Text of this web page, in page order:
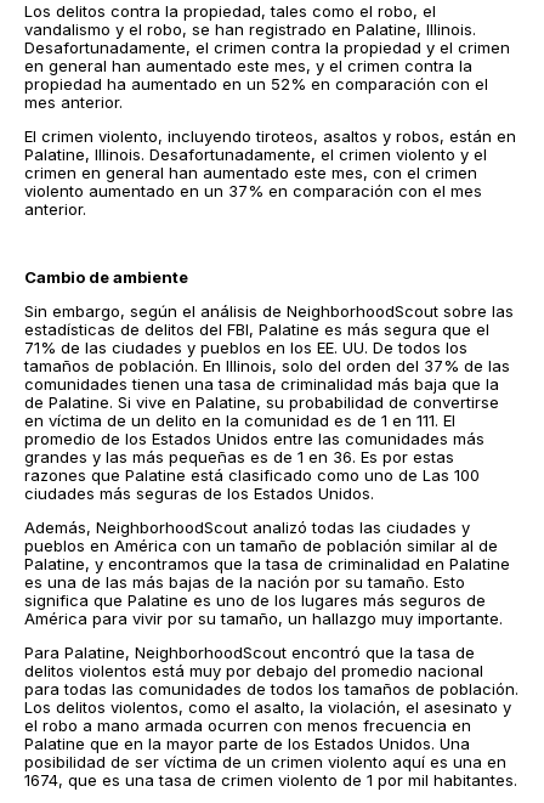
Los delitos contra la propiedad, tales como el robo, el
vandalismo y el robo, se han registrado en Palatine, Illinois.
Desafortunadamente, el crimen contra la propiedad y el crimen
en general han aumentado este mes, y el crimen contra la
propiedad ha aumentado en un 52% en comparación con el
mes anterior.
El crimen violento, incluyendo tiroteos, asaltos y robos, están en
Palatine, Illinois. Desafortunadamente, el crimen violento y el
crimen en general han aumentado este mes, con el crimen
violento aumentado en un 37% en comparación con el mes
anterior.
Cambio de ambiente
Sin embargo, según el análisis de NeighborhoodScout sobre las
estadísticas de delitos del FBI, Palatine es más segura que el
71% de las ciudades y pueblos en los EE. UU. De todos los
tamaños de población. En Illinois, solo del orden del 37% de las
comunidades tienen una tasa de criminalidad más baja que la
de Palatine. Si vive en Palatine, su probabilidad de convertirse
en víctima de un delito en la comunidad es de 1 en 111. El
promedio de los Estados Unidos entre las comunidades más
grandes y las más pequeñas es de 1 en 36. Es por estas
razones que Palatine está clasificado como uno de Las 100
ciudades más seguras de los Estados Unidos.
Además, NeighborhoodScout analizó todas las ciudades y
pueblos en América con un tamaño de población similar al de
Palatine, y encontramos que la tasa de criminalidad en Palatine
es una de las más bajas de la nación por su tamaño. Esto
significa que Palatine es uno de los lugares más seguros de
América para vivir por su tamaño, un hallazgo muy importante.
Para Palatine, NeighborhoodScout encontró que la tasa de
delitos violentos está muy por debajo del promedio nacional
para todas las comunidades de todos los tamaños de población.
Los delitos violentos, como el asalto, la violación, el asesinato y
el robo a mano armada ocurren con menos frecuencia en
Palatine que en la mayor parte de los Estados Unidos. Una
posibilidad de ser víctima de un crimen violento aquí es una en
1674, que es una tasa de crimen violento de 1 por mil habitantes.